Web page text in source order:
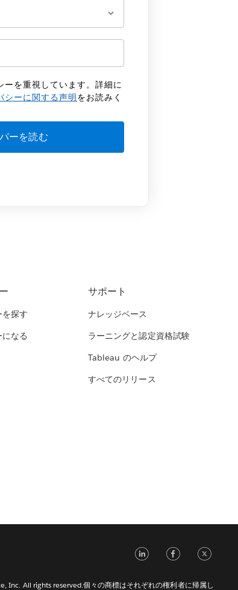
を重視しています。詳細に
シーに関する声明 をお読みく
探す
なる
サポート
ナレッジベース
ラーニングと認定資格試験
Tableau のヘルプ
すべてのリリース
LinkedIn
Inc. All rights reserved.個々の商標はそれぞれの権利者に帰属し